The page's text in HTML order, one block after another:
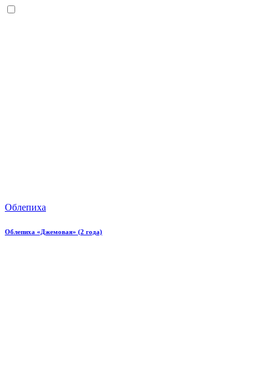
Облепиха
Облепиха «Джемовая» (2 года)